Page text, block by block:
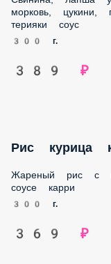
300 г.
389 ₽
карри
300 г.
369 ₽